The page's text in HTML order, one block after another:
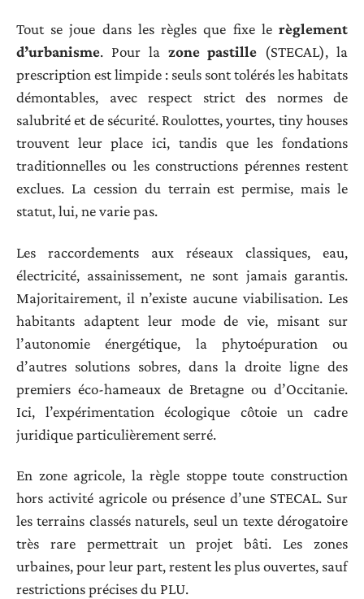
Tout se joue dans les règles que fixe le règlement
d’urbanisme. Pour la zone pastille (STECAL), la
prescription est limpide : seuls sont tolérés les habitats
démontables, avec respect strict des normes de
salubrité et de sécurité. Roulottes, yourtes, tiny houses
trouvent leur place ici, tandis que les fondations
traditionnelles ou les constructions pérennes restent
exclues. La cession du terrain est permise, mais le
statut, lui, ne varie pas.
Les raccordements aux réseaux classiques, eau,
électricité, assainissement, ne sont jamais garantis.
Majoritairement, il n’existe aucune viabilisation. Les
habitants adaptent leur mode de vie, misant sur
l’autonomie énergétique, la phytoépuration ou
d’autres solutions sobres, dans la droite ligne des
premiers éco-hameaux de Bretagne ou d’Occitanie.
Ici, l’expérimentation écologique côtoie un cadre
juridique particulièrement serré.
En zone agricole, la règle stoppe toute construction
hors activité agricole ou présence d’une STECAL. Sur
les terrains classés naturels, seul un texte dérogatoire
très rare permettrait un projet bâti. Les zones
urbaines, pour leur part, restent les plus ouvertes, sauf
restrictions précises du PLU.